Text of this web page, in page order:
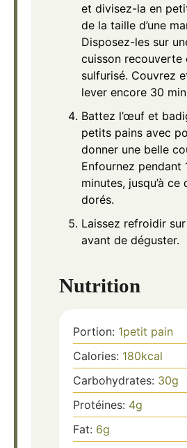
et divisez-la en
de la taille d’une
Disposez-les sur
cuisson recouverte
sulfurisé. Couvrez
lever encore 30
Battez l’œuf et
petits pains avec
donner une belle
Enfournez pendant
minutes, jusqu’à ce
dorés.
Laissez refroidir
avant de déguster.
Nutrition
Portion: 1petit pain
Calories: 180kcal
Carbohydrates: 30g
Protéines: 4g
Fat: 6g